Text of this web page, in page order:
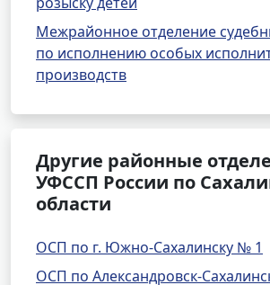
Межрайонное отделение
по исполнению особых
производств
Другие районные
УФССП России по
области
ОСП по г. Южно-Сахалинску № 1
ОСП по Александровск-